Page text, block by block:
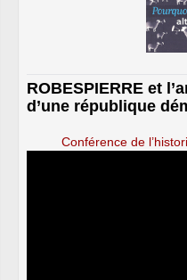
ROBESPIERRE et
d’une république
Conférence de